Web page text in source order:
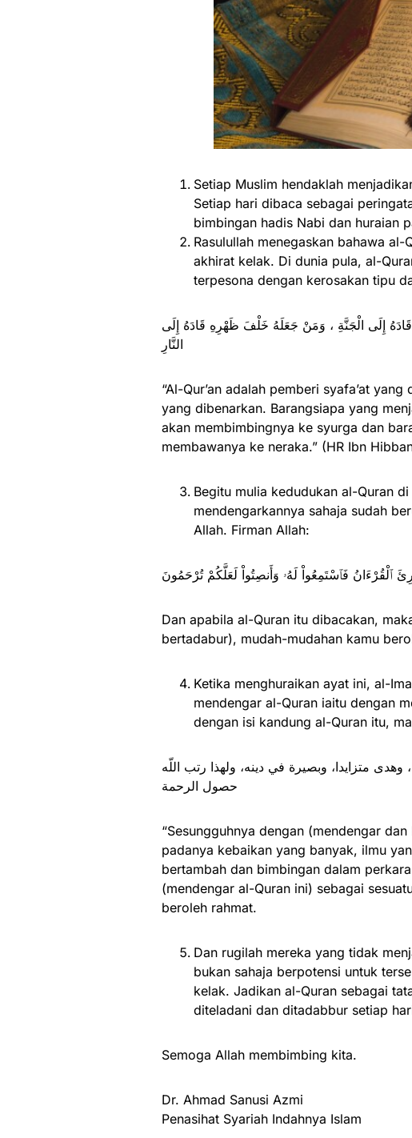
Setiap Muslim hendaklah
Setiap hari dibaca sebagai
bimbingan hadis Nabi dan huraian
Rasulullah menegaskan bahawa
akhirat kelak. Di dunia pula, al-
terpesona dengan kerosakan tipu
إِلَى الْجَنَّةِ ، وَمَنْ جَعَلَهُ خَلْفَ ظَهْرِهِ قَادَهُ إِلَى
النَّارِ
“Al-Qur’an adalah pemberi syafa’at
yang dibenarkan. Barangsiapa yang
akan membimbingnya ke syurga dan
membawanya ke neraka.” (HR Ibn
Begitu mulia kedudukan al-Quran
mendengarkannya sahaja sudah
Allah. Firman Allah:
ٱلْقُرْءَانُ فَٱسْتَمِعُواْ لَهُۥ وَأَنصِتُواْ لَعَلَّكُمْ تُرْحَمُونَ
Dan apabila al-Quran itu dibacakan,
bertadabur), mudah-mudahan kamu
Ketika menghuraikan ayat ini, al-
mendengar al-Quran iaitu dengan
dengan isi kandung al-Quran itu,
وهدى متزايدا، وبصيرة في دينه، ولهذا رتب اللّه
حصول الرحمة
“Sesungguhnya dengan (mendengar
padanya kebaikan yang banyak, ilmu
bertambah dan bimbingan dalam
(mendengar al-Quran ini) sebagai
beroleh rahmat.
Dan rugilah mereka yang tidak
bukan sahaja berpotensi untuk
kelak. Jadikan al-Quran sebagai
diteladani dan ditadabbur setiap
Semoga Allah membimbing kita.
Dr. Ahmad Sanusi Azmi
Penasihat Syariah Indahnya Islam